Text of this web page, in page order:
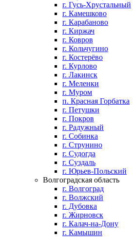
г. Гусь-Хрустальный
г. Камешково
г. Карабаново
г. Киржач
г. Ковров
г. Кольчугино
г. Костерёво
г. Курлово
г. Лакинск
г. Меленки
г. Муром
п. Красная Горбатка
г. Петушки
г. Покров
г. Радужный
г. Собинка
г. Струнино
г. Судогда
г. Суздаль
г. Юрьев-Польский
Волгоградская область
г. Волгоград
г. Волжский
г. Дубовка
г. Жирновск
г. Калач-на-Дону
г. Камышин